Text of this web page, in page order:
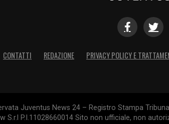
CONTATTI REDAZIONE PRIVACY POLICY E
Juventus News 24 – Registro Stampa
S.r.l P.I.11028660014 Sito non ufficiale, non